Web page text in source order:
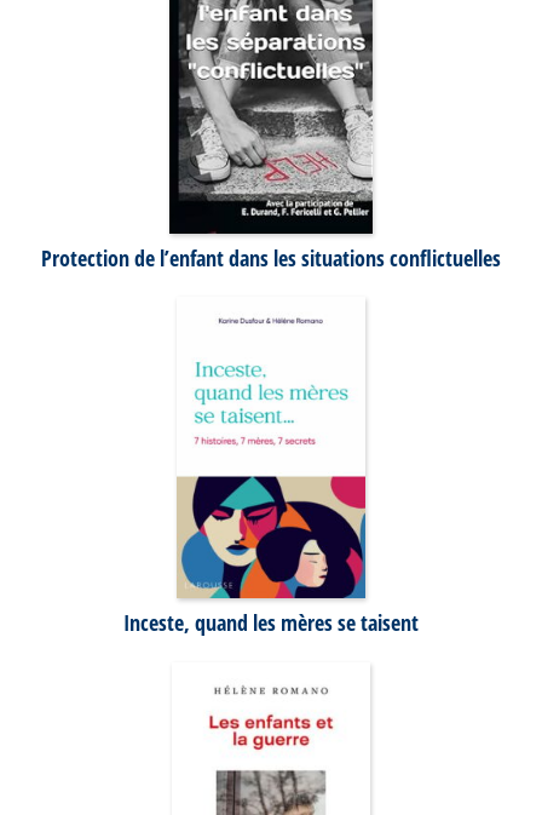
Protection de l’enfant dans les situations conflictuelles
Inceste, quand les mères se taisent